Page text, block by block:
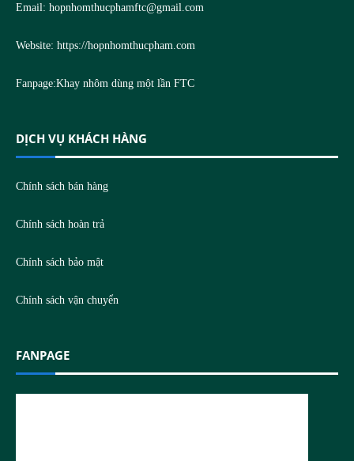
Email: hopnhomthucphamftc@gmail.com
Website: https://hopnhomthucpham.com
Fanpage:Khay nhôm dùng một lần FTC
DỊCH VỤ KHÁCH HÀNG
Chính sách bán hàng
Chính sách hoàn trả
Chính sách bảo mật
Chính sách vận chuyển
FANPAGE